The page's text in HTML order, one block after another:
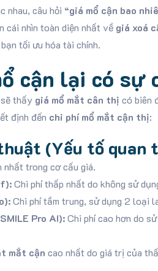
nhau, câu hỏi “giá mổ cận bao
cái nhìn toàn diện nhất về giá xoá
tối ưu hóa tài chính.
cận lại có
thấy giá mổ mắt cân thị có biên
định đến chi phí mổ mắt cận thị:
(Yếu tố quan
trong cơ cấu giá.
Chi phí thấp nhất do không sử
Chi phí tầm trung, sử dụng 2 loại
Pro AI):Chi phí cao hơn do
mắt cận cao nhất do giá trị của